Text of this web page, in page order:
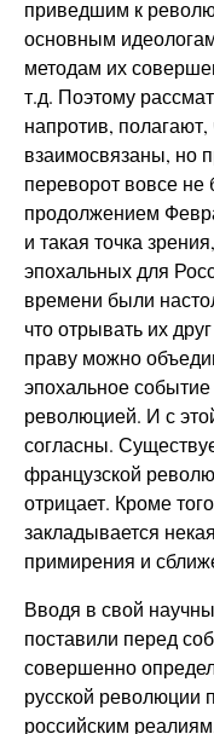
приведшим к
основным
методам их
т.д. Поэтому
напротив,
взаимосвязаны, но
переворот вовсе
продолжением
и такая точка
эпохальных для
времени были
что отрывать их
праву можно
эпохальное
революцией. И с
согласны.
французской
отрицает. Кроме
закладывается
примирения и
Вводя в свой
поставили перед
совершенно
русской революции
российским